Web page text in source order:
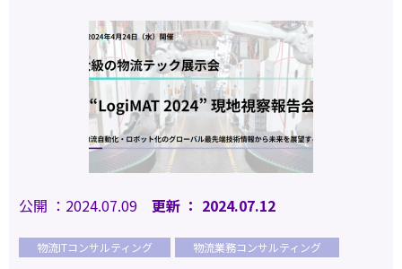
公開 ：2024.07.09 更新 ： 2024.07.12
物流ITコンサルティング 物流業務コンサルティング